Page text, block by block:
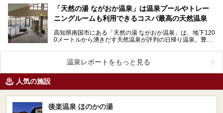
「天然の湯 ながおか温泉」は温泉プールやトレー
ニングルームも利用できるコスパ最高の天然温泉
高知県南国市にある「天然の湯 ながおか温泉」は、地下120
0メートルから湧きだす天然温泉が評判の日帰り温泉。豊富
温泉レポートをもっと見る
人気の施設
後楽温泉 ほのかの湯